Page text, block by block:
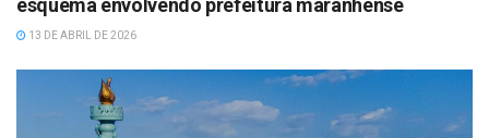
esquema envolvendo prefeitura maranhense
13 DE ABRIL DE 2026